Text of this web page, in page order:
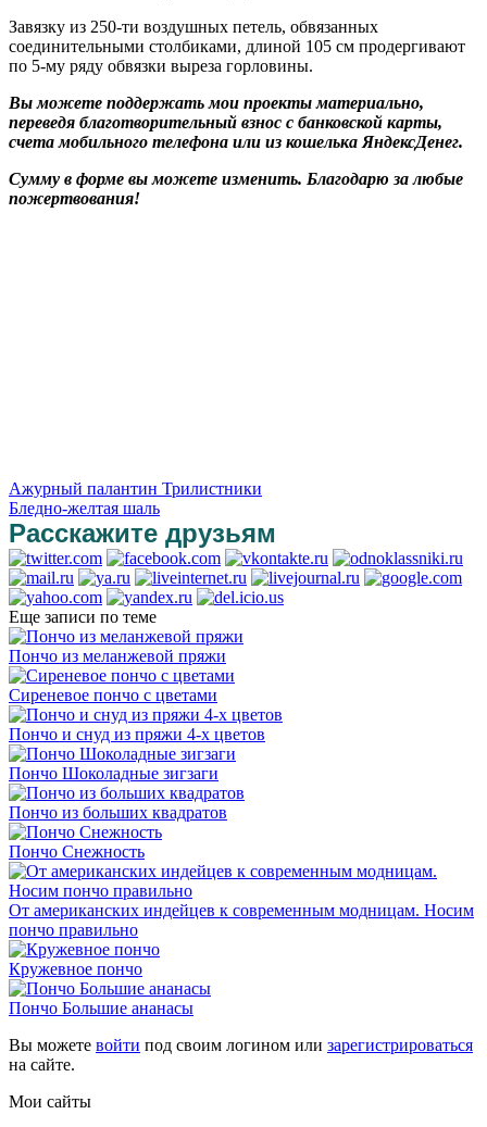
Завязку из 250-ти воздушных петель, обвязанных
соединительными столбиками, длиной 105 см продергивают
по 5-му ряду обвязки выреза горловины.
Вы можете поддержать мои проекты материально,
переведя благотворительный взнос с банковской карты,
счета мобильного телефона или из кошелька ЯндексДенег.
Сумму в форме вы можете изменить. Благодарю за любые
пожертвования!
Ажурный палантин Трилистники
Бледно-желтая шаль
Расскажите друзьям
Еще записи по теме
Пончо из меланжевой пряжи
Сиреневое пончо с цветами
Пончо и снуд из пряжи 4-х цветов
Пончо Шоколадные зигзаги
Пончо из больших квадратов
Пончо Снежность
От американских индейцев к современным модницам. Носим
пончо правильно
Кружевное пончо
Пончо Большие ананасы
Вы можете войти под своим логином или зарегистрироваться
на сайте.
Мои сайты